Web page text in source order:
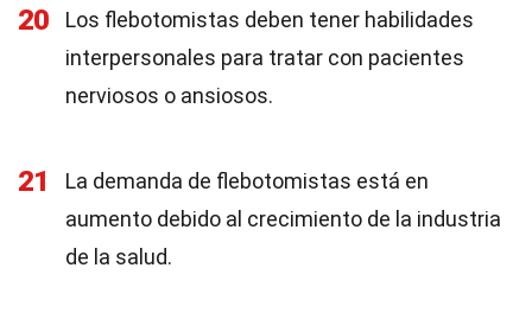
20
Los flebotomistas deben tener habilidades
interpersonales para tratar con pacientes
nerviosos o ansiosos.
21
La demanda de flebotomistas está en
aumento debido al crecimiento de la industria
de la salud.